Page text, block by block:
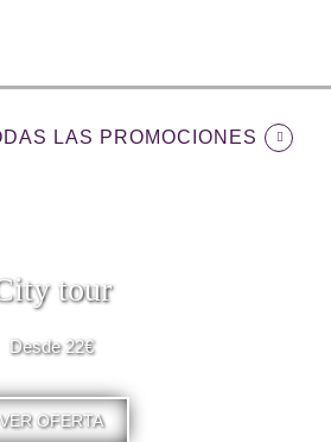
LAS PROMOCIONES
tour
Desde 22€
VER OFERTA